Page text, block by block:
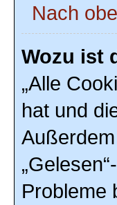
Nach
Wozu ist
„Alle
hat und
Probleme